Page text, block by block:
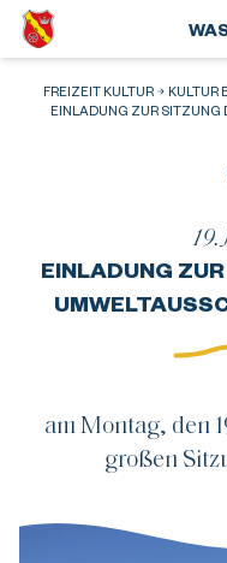
FREIZEIT KULTUR KULTUR
EINLADUNG ZUR SITZUNG
EINLADUNG
am Montag, den
großen